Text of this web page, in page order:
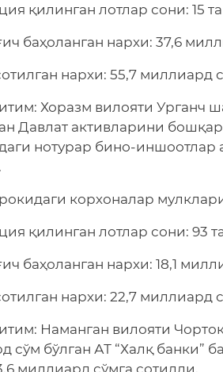
қилинган лотлар сони: 15 та
баҳоланган нархи: 37,6
нархи: 55,7 миллиард
Хоразм вилояти Урганч
Давлат активларини
нотурар бино-иншоотлар
корхоналар
қилинган лотлар сони: 93
баҳоланган нархи: 18,1
нархи: 22,7 миллиард
Наманган вилояти
сўм бўлган АТ “Халқ банки”